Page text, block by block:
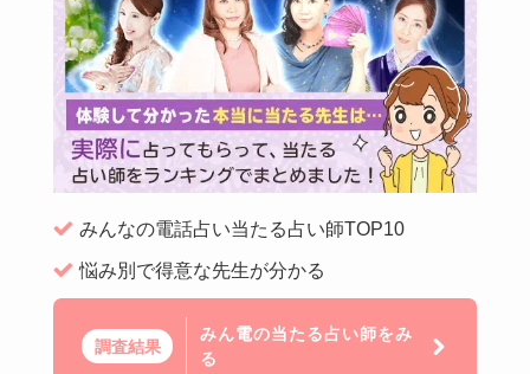
みんなの電話占い当たる占い師TOP10
悩み別で得意な先生が分かる
調査結果
みん電の当たる占い師をみ
る